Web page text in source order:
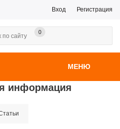
Вход Регистрация
МЕНЮ
0
информация